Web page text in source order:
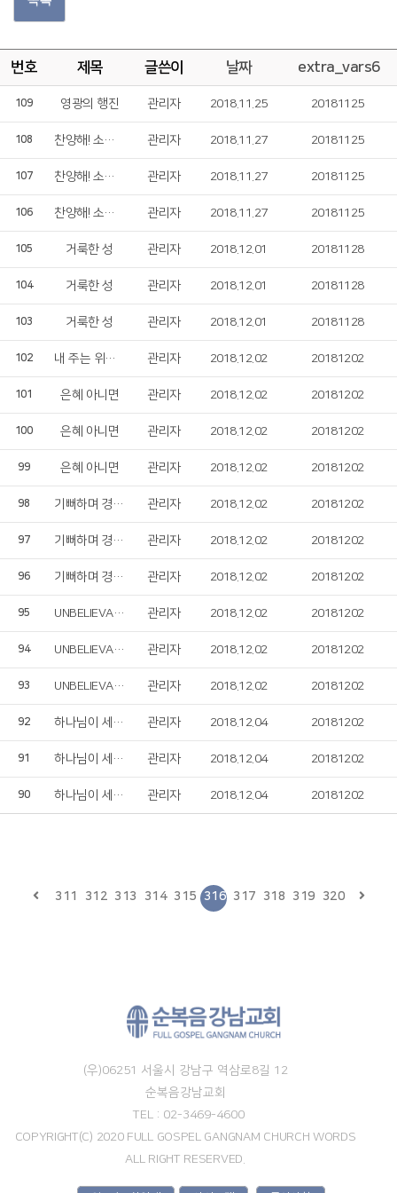
번호 제목 글쓴이 날짜 extra_vars6
109 영광의 행진 관리자 2018.11.25 20181125
108 찬양해! 소리쳐! 관리자 2018.11.27 20181125
107 찬양해! 소리쳐! 관리자 2018.11.27 20181125
106 찬양해! 소리쳐! 관리자 2018.11.27 20181125
105 거룩한 성 관리자 2018.12.01 20181128
104 거룩한 성 관리자 2018.12.01 20181128
103 거룩한 성 관리자 2018.12.01 20181128
102 내 주는 위대하시도다 관리자 2018.12.02 20181202
101 은혜 아니면 관리자 2018.12.02 20181202
100 은혜 아니면 관리자 2018.12.02 20181202
99 은혜 아니면 관리자 2018.12.02 20181202
98 기뻐하며 경배하세 관리자 2018.12.02 20181202
97 기뻐하며 경배하세 관리자 2018.12.02 20181202
96 기뻐하며 경배하세 관리자 2018.12.02 20181202
95 UNBELIEVABLE LOVE 관리자 2018.12.02 20181202
94 UNBELIEVABLE LOVE 관리자 2018.12.02 20181202
93 UNBELIEVABLE LOVE 관리자 2018.12.02 20181202
92 하나님이 세상을 사랑하심 관리자 2018.12.04 20181202
91 하나님이 세상을 사랑하심 관리자 2018.12.04 20181202
90 하나님이 세상을 사랑하심 관리자 2018.12.04 20181202
311 312 313 314 315 316 317 318 319 320
(우)06251 서울시 강남구 역삼로8길 12
순복음강남교회
TEL : 02-3469-4600
COPYRIGHT(C) 2020 FULL GOSPEL GANGNAM CHURCH WORDS
ALL RIGHT RESERVED.